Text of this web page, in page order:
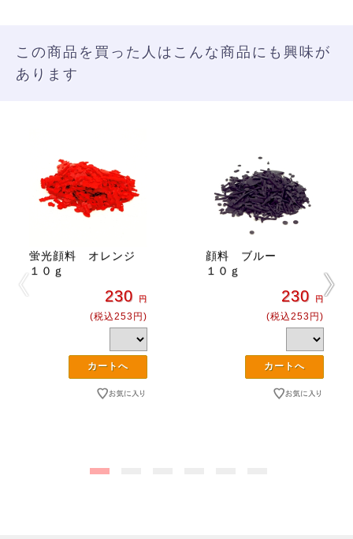
この商品を買った人はこんな商品にも興味が
あります
蛍光顔料 オレンジ
１０ｇ
230 円
(税込253円)
顔料 ブルー
１０ｇ
230 円
(税込253円)